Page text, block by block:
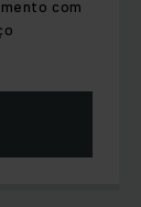
com